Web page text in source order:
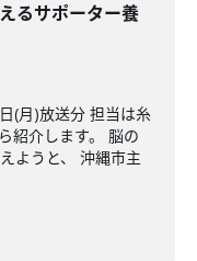
るサポーター養
月)放送分 担当は糸
紹介します。 脳の
ようと、 沖縄市主